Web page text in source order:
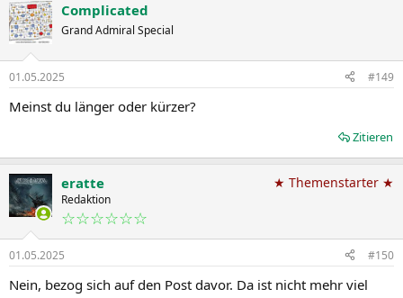
Complicated
Grand Admiral Special
01.05.2025 #149
Meinst du länger oder kürzer?
Zitieren
eratte
Redaktion
☆☆☆☆☆☆
★ Themenstarter ★
01.05.2025 #150
Nein, bezog sich auf den Post davor. Da ist nicht mehr viel